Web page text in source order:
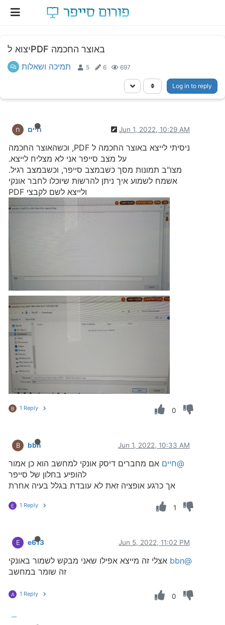
יצוא לPDF באוצר החכמה
תמיכה ושאלות 5 6 697
Log in to reply
ח חיים Jun 1, 2022, 10:29 AM
ניסיתי לייצא באוצר החכמה ל PDF, וכשהאוצר החכמה
על מצב סייפר אני לא מצליח לייצא.
מצו"ב תמונות מסך כשבמצב סייפר, וכשבמצב רגיל.
אשמח לשמוע איך ניתן להרשות שיוכלו לחבר אונקי
ולייצא לשם לקבצי PDF
B 1 Reply 0
B bbn Jun 1, 2022, 10:33 AM
@חיים אם מחברים דיסק אונקי למחשב הוא כן אמור
להופיע בחלון של סייפר
אך כרגע אופציה זאת לא עובדת בגלל בעיה אחרת
E 1 Reply 1
E e613 Jun 5, 2022, 11:02 PM
@bbn
אצלי זה מייצא אפילו שאני מבקש לשמור באונקי
זה שומר במחשב
A 1 Reply 0